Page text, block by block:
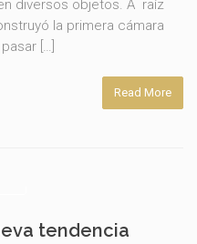
diversos objetos. A raíz
la primera cámara
[…]
Read More
tendencia